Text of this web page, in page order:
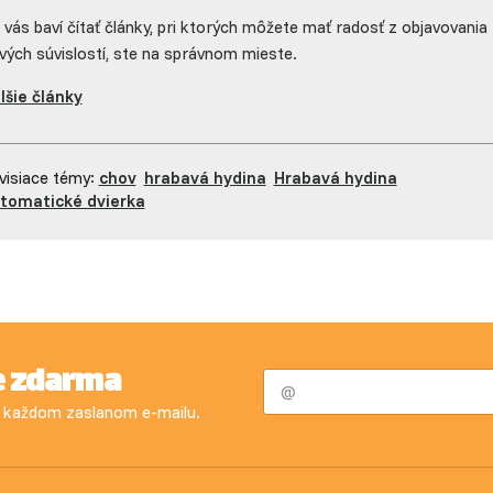
vás baví čítať články, pri ktorých môžete mať radosť z objavovania
súvislostí, ste na správnom mieste.
články
témy: chov hrabavá hydina Hrabavá hydina
dvierka
zaslanom e-mailu.